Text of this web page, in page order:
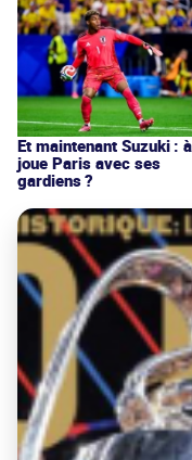
Et maintenant Suzuki :
joue Paris avec ses
gardiens ?